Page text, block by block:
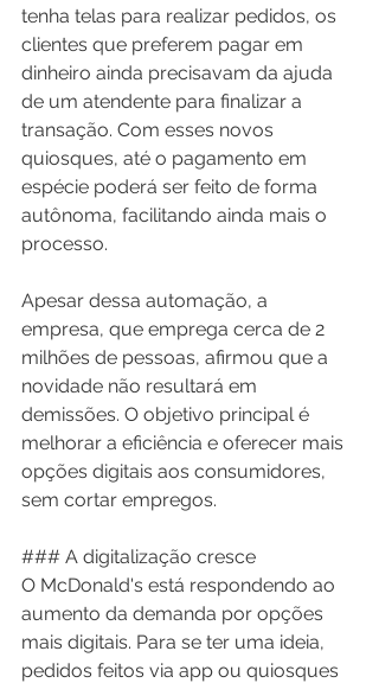
tenha telas para realizar pedidos, os
clientes que preferem pagar em
dinheiro ainda precisavam da ajuda
de um atendente para finalizar a
transação. Com esses novos
quiosques, até o pagamento em
espécie poderá ser feito de forma
autônoma, facilitando ainda mais o
processo.
Apesar dessa automação, a
empresa, que emprega cerca de 2
milhões de pessoas, afirmou que a
novidade não resultará em
demissões. O objetivo principal é
melhorar a eficiência e oferecer mais
opções digitais aos consumidores,
sem cortar empregos.
### A digitalização cresce
O McDonald's está respondendo ao
aumento da demanda por opções
mais digitais. Para se ter uma ideia,
pedidos feitos via app ou quiosques